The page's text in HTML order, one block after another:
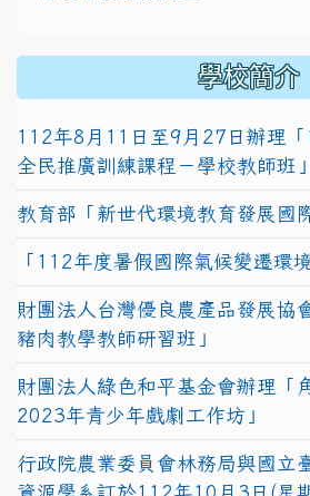
學校簡介
112年8月11日至9月27日辦理
全民推廣訓練課程－學校教師班
教育部「新世代環境教育發展國
「112年度暑假國際氣候變遷環
財團法人台灣優良農產品發展協
豬肉教學教師研習班」
財團法人綠色和平基金會辦理「
2023年青少年戲劇工作坊」
行政院農業委員會林務局與國立
資源學系訂於112年10月3日(星